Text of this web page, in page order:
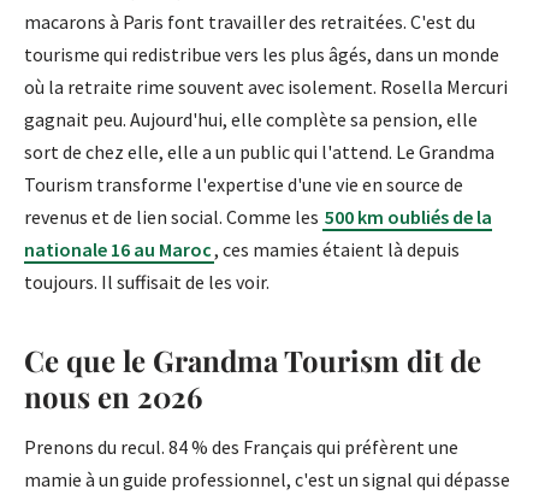
macarons à Paris font travailler des retraitées. C'est du
tourisme qui redistribue vers les plus âgés, dans un monde
où la retraite rime souvent avec isolement. Rosella Mercuri
gagnait peu. Aujourd'hui, elle complète sa pension, elle
sort de chez elle, elle a un public qui l'attend. Le Grandma
Tourism transforme l'expertise d'une vie en source de
revenus et de lien social. Comme les 500 km oubliés de la
nationale 16 au Maroc, ces mamies étaient là depuis
toujours. Il suffisait de les voir.
Ce que le Grandma Tourism dit de
nous en 2026
Prenons du recul. 84 % des Français qui préfèrent une
mamie à un guide professionnel, c'est un signal qui dépasse